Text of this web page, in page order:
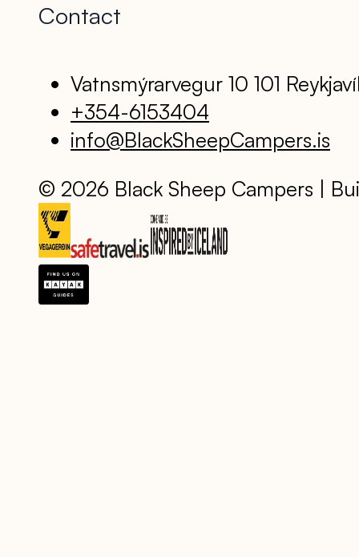
Contact
Vatnsmýrarvegur 10 101
+354-6153404
info@BlackSheepCampers.is
© 2026 Black Sheep Campers |